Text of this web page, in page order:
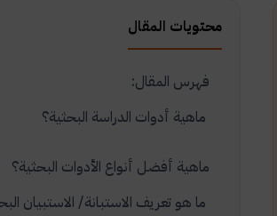
محتويات المقال
فهرس المقال:
ماهية أدوات الدراسة البحثية؟
ماهية أفضل أنواع الأدوات البحثية؟
ما هو تعريف الاستبانة/ الاستبيان